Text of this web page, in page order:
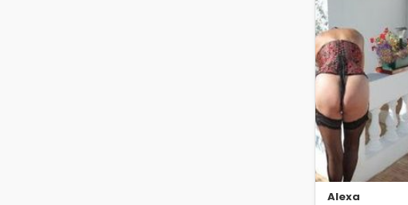
Alexa